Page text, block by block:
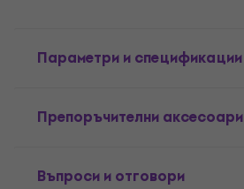
Параметри и спецификации
Препоръчителни аксесоари
Въпроси и отговори